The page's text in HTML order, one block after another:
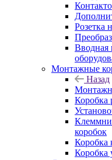
Розетка
Вводная
Монтажные
Назад
Коробка
коробок
Коробка
Коробка